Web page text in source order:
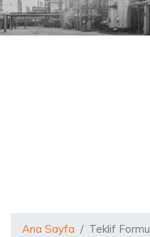
Ana Sayfa Teklif Formu